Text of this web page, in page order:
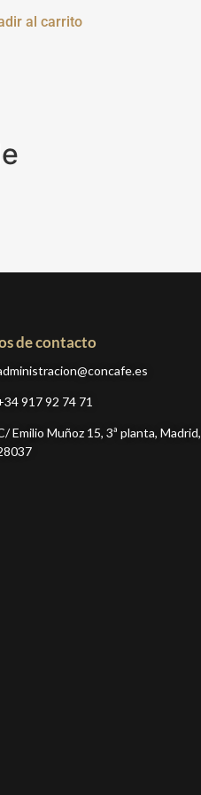
al carrito
de contacto
917 92 74 71
Emilio Muñoz 15, 3ª planta, Madrid,